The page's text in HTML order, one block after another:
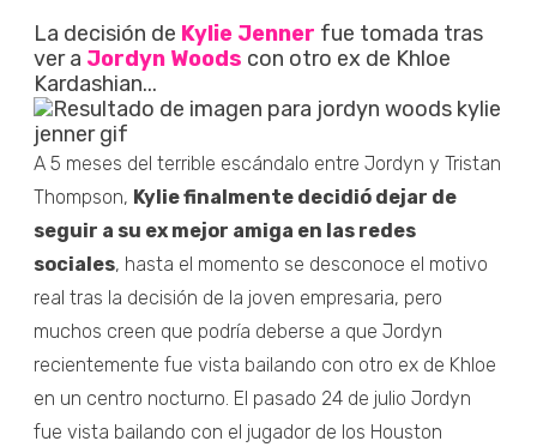
La decisión de Kylie Jenner fue tomada tras
ver a Jordyn Woods con otro ex de Khloe
Kardashian...
A 5 meses del terrible escándalo entre Jordyn y Tristan
Thompson, Kylie finalmente decidió dejar de
seguir a su ex mejor amiga en las redes
sociales, hasta el momento se desconoce el motivo
real tras la decisión de la joven empresaria, pero
muchos creen que podría deberse a que Jordyn
recientemente fue vista bailando con otro ex de Khloe
en un centro nocturno. El pasado 24 de julio Jordyn
fue vista bailando con el jugador de los Houston